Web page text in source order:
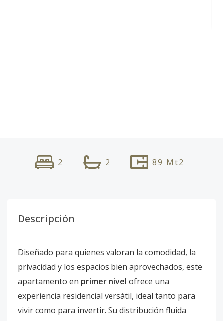
2 2 89 Mt2
Descripción
Diseñado para quienes valoran la comodidad, la
privacidad y los espacios bien aprovechados, este
apartamento en primer nivel ofrece una
experiencia residencial versátil, ideal tanto para
vivir como para invertir. Su distribución fluida